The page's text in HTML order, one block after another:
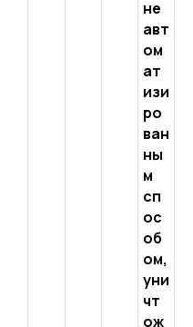
не
авт
ом
ат
изи
ро
ван
ны
м
сп
ос
об
ом,
уни
чт
ож